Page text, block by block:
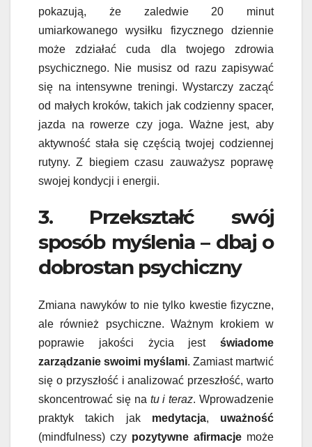
pokazują, że zaledwie 20 minut
umiarkowanego wysiłku fizycznego dziennie
może zdziałać cuda dla twojego zdrowia
psychicznego. Nie musisz od razu zapisywać
się na intensywne treningi. Wystarczy zacząć
od małych kroków, takich jak codzienny spacer,
jazda na rowerze czy joga. Ważne jest, aby
aktywność stała się częścią twojej codziennej
rutyny. Z biegiem czasu zauważysz poprawę
swojej kondycji i energii.
3. Przekształć swój
sposób myślenia – dbaj o
dobrostan psychiczny
Zmiana nawyków to nie tylko kwestie fizyczne,
ale również psychiczne. Ważnym krokiem w
poprawie jakości życia jest świadome
zarządzanie swoimi myślami. Zamiast martwić
się o przyszłość i analizować przeszłość, warto
skoncentrować się na tu i teraz. Wprowadzenie
praktyk takich jak medytacja, uważność
(mindfulness) czy pozytywne afirmacje może